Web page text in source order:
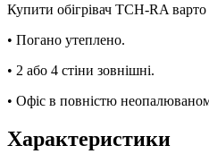
Купити обігрівач ТСН-RA
• Погано утеплено.
• 2 або 4 стіни зовнішні.
• Офіс в повністю
Характеристики